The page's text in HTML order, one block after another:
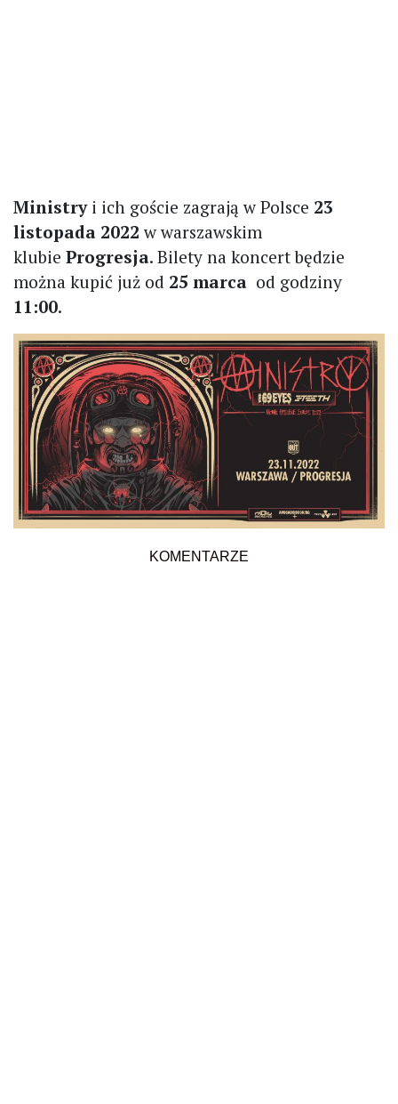
Ministryi ich goście zagrają w Polsce 23
listopada 2022 w warszawskim
klubie Progresja. Bilety na koncert będzie
można kupić już od 25 marca od godziny
11:00.
KOMENTARZE